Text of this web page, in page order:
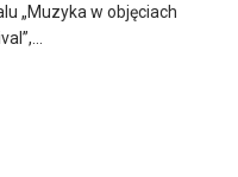
„Muzyka w objęciach